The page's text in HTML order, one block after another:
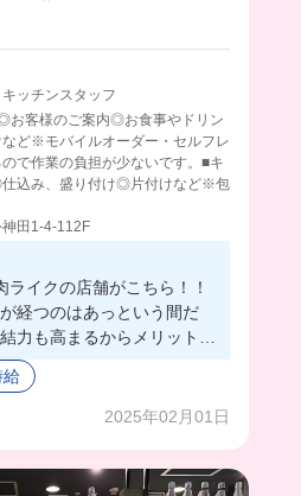
ッチンスタッフ
お客様のご案内◎お食事やドリン
ど※モバイルオーダー・セルフレ
で作業の負担が少ないです。■キ
込み、盛り付け◎片付けなど※包
田1-4-112F
ライクの店舗がこちら！！
経つのはあっという間だ
力も高まるからメリットし
で、男女は半々くらいだ
だって🤣
給
2025年02月01日